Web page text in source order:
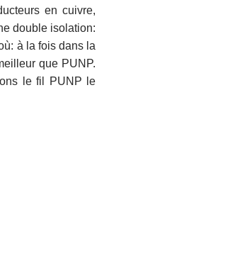
en cuivre,
double isolation:
à la fois dans la
que PUNP.
le fil PUNP le